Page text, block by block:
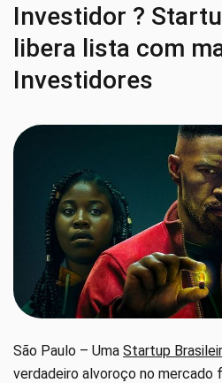
Investidor ?
libera lista com
Investidores
São Paulo – Uma Startup
verdadeiro alvoroço no mercado